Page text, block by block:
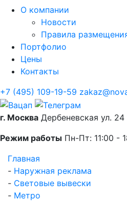
О компании
Новости
Правила
Портфолио
Цены
Контакты
+7 (495) 109-19-59
г. Москва Дербеневская ул. 24
Режим работы Пн-Пт: 11:00 -
Главная
- Наружная реклама
- Световые вывески
- Метро